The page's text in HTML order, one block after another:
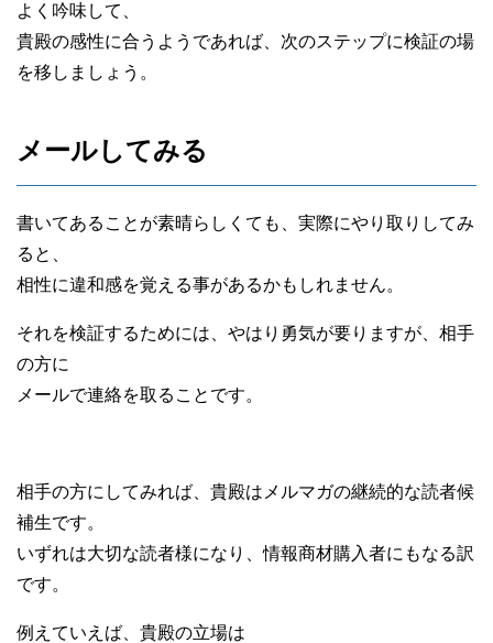
よく吟味して、
貴殿の感性に合うようであれば、次のステップに検証の場
を移しましょう。
メールしてみる
書いてあることが素晴らしくても、実際にやり取りしてみ
ると、
相性に違和感を覚える事があるかもしれません。
それを検証するためには、やはり勇気が要りますが、相手
の方に
メールで連絡を取ることです。
相手の方にしてみれば、貴殿はメルマガの継続的な読者候
補生です。
いずれは大切な読者様になり、情報商材購入者にもなる訳
です。
例えていえば、貴殿の立場は